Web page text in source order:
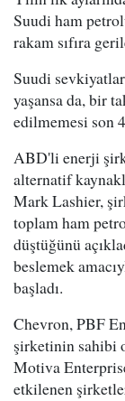
Suudi ham
rakam sıfıra
Suudi
yaşansa da, bir
edilmemesi son
ABD'li enerji
alternatif
Mark Lashier,
toplam ham
düştüğünü
beslemek
başladı.
Chevron, PBF
şirketinin sahibi
Motiva
etkilenen